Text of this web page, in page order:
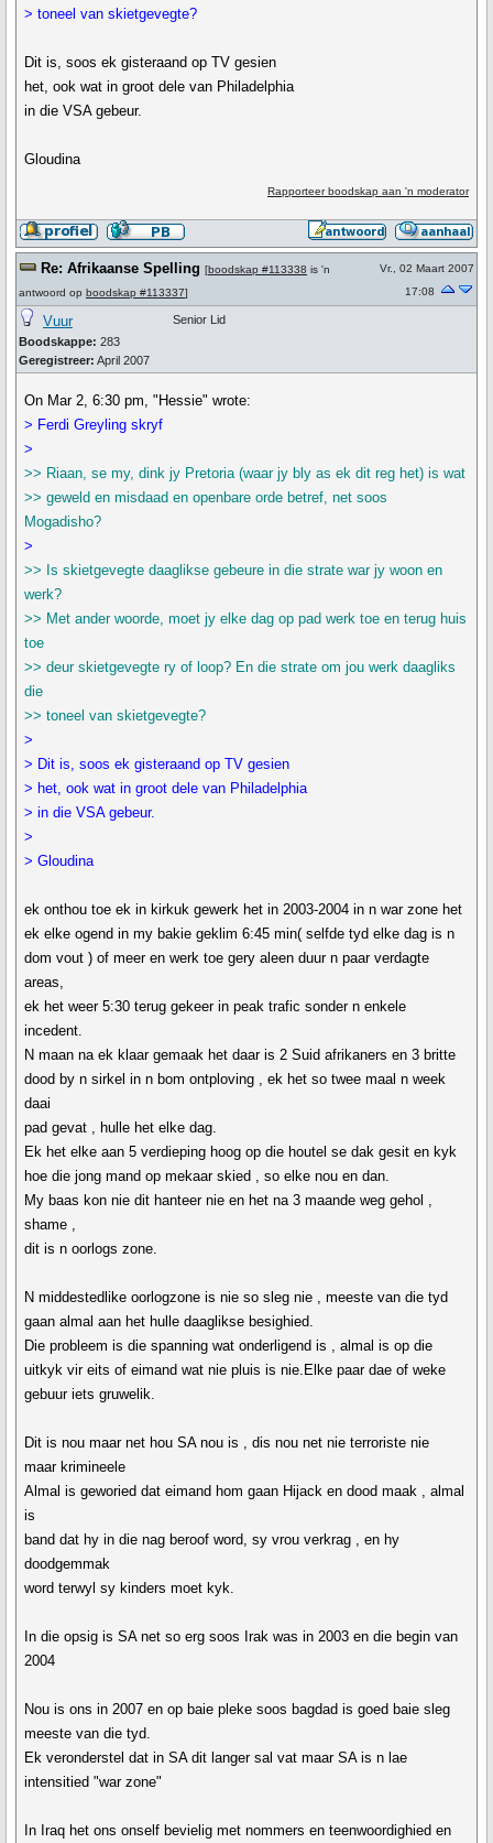
> toneel van skietgevegte?
Dit is, soos ek gisteraand op TV gesien
het, ook wat in groot dele van Philadelphia
in die VSA gebeur.
Gloudina
Rapporteer boodskap aan 'n moderator
Re: Afrikaanse Spelling [boodskap #113338 is 'n
antwoord op boodskap #113337]
Vr., 02 Maart 2007
17:08
Vuur
Boodskappe: 283
Geregistreer: April 2007
Senior Lid
On Mar 2, 6:30 pm, "Hessie" wrote:
> Ferdi Greyling skryf
>
>> Riaan, se my, dink jy Pretoria (waar jy bly as ek dit reg het) is wat
>> geweld en misdaad en openbare orde betref, net soos
Mogadisho?
>
>> Is skietgevegte daaglikse gebeure in die strate war jy woon en
werk?
>> Met ander woorde, moet jy elke dag op pad werk toe en terug huis
toe
>> deur skietgevegte ry of loop? En die strate om jou werk daagliks
die
>> toneel van skietgevegte?
>
> Dit is, soos ek gisteraand op TV gesien
> het, ook wat in groot dele van Philadelphia
> in die VSA gebeur.
>
> Gloudina
ek onthou toe ek in kirkuk gewerk het in 2003-2004 in n war zone het
ek elke ogend in my bakie geklim 6:45 min( selfde tyd elke dag is n
dom vout ) of meer en werk toe gery aleen duur n paar verdagte
areas,
ek het weer 5:30 terug gekeer in peak trafic sonder n enkele
incedent.
N maan na ek klaar gemaak het daar is 2 Suid afrikaners en 3 britte
dood by n sirkel in n bom ontploving , ek het so twee maal n week
daai
pad gevat , hulle het elke dag.
Ek het elke aan 5 verdieping hoog op die houtel se dak gesit en kyk
hoe die jong mand op mekaar skied , so elke nou en dan.
My baas kon nie dit hanteer nie en het na 3 maande weg gehol ,
shame ,
dit is n oorlogs zone.
N middestedlike oorlogzone is nie so sleg nie , meeste van die tyd
gaan almal aan het hulle daaglikse besighied.
Die probleem is die spanning wat onderligend is , almal is op die
uitkyk vir eits of eimand wat nie pluis is nie.Elke paar dae of weke
gebuur iets gruwelik.
Dit is nou maar net hou SA nou is , dis nou net nie terroriste nie
maar krimineele
Almal is geworied dat eimand hom gaan Hijack en dood maak , almal
is
band dat hy in die nag beroof word, sy vrou verkrag , en hy
doodgemmak
word terwyl sy kinders moet kyk.
In die opsig is SA net so erg soos Irak was in 2003 en die begin van
2004
Nou is ons in 2007 en op baie pleke soos bagdad is goed baie sleg
meeste van die tyd.
Ek veronderstel dat in SA dit langer sal vat maar SA is n lae
intensitied "war zone"
In Iraq het ons onself bevielig met nommers en teenwoordighied en